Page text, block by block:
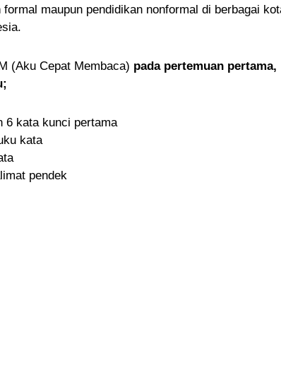
formal maupun pendidikan nonformal di berbagai
(Aku Cepat Membaca) pada pertemuan pertama,
6 kata kunci pertama
kata
pendek